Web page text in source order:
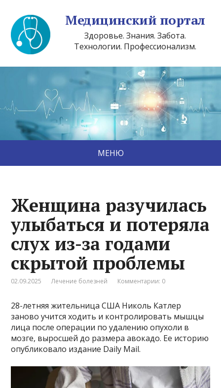
Медицинский портал
Здоровье. Знания. Забота.
Технологии. Профессионализм.
МЕНЮ
Женщина разучилась
улыбаться и потеряла
слух из-за годами
скрытой проблемы
02.09.2025 Лечение болезней Комментарии: 0
28-летняя жительница США Николь Катлер
заново учится ходить и контролировать мышцы
лица после операции по удалению опухоли в
мозге, выросшей до размера авокадо. Ее историю
опубликовало издание Daily Mail.